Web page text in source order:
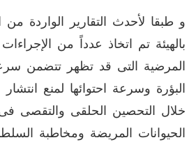
و طبقا لأحدث التقارير الواردة
بالهيئة تم اتخاذ عدداً من
المرضية التى قد تظهر تتضمن
البؤرة وسرعة احتوائها لمنع
خلال التحصين الحلقى والتقصى
الحيوانات المريضة ومخاطبة